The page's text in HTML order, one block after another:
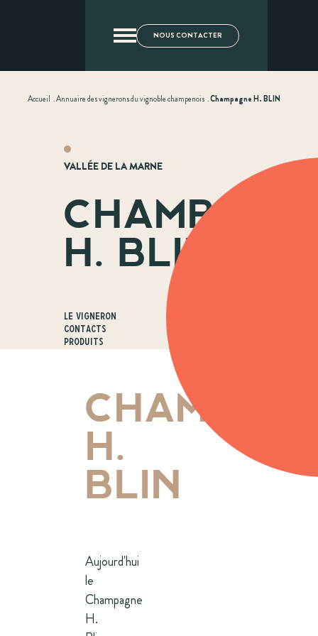
NOUS CONTACTER
Accueil .Annuaire des vignerons du vignoble champenois .Champagne H. BLIN
VALLÉE DE LA MARNE
H. BLIN
Le vigneron
Contacts
Produits
H.
BLIN
Aujourd'hui
le
Champagne
H.